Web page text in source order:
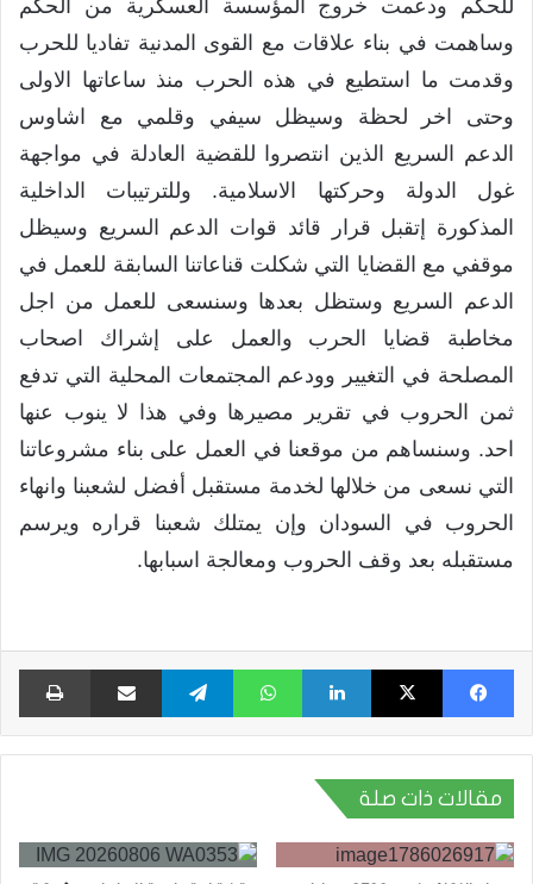
للحكم ودعمت خروج المؤسسة العسكرية من الحكم
وساهمت في بناء علاقات مع القوى المدنية تفاديا للحرب
وقدمت ما استطيع في هذه الحرب منذ ساعاتها الاولى
وحتى اخر لحظة وسيظل سيفي وقلمي مع اشاوس
الدعم السريع الذين انتصروا للقضية العادلة في مواجهة
غول الدولة وحركتها الاسلامية. وللترتيبات الداخلية
المذكورة إتقبل قرار قائد قوات الدعم السريع وسيظل
موقفي مع القضايا التي شكلت قناعاتنا السابقة للعمل في
الدعم السريع وستظل بعدها وسنسعى للعمل من اجل
مخاطبة قضايا الحرب والعمل على إشراك اصحاب
المصلحة في التغيير وودعم المجتمعات المحلية التي تدفع
ثمن الحروب في تقرير مصيرها وفي هذا لا ينوب عنها
احد. وسنساهم من موقعنا في العمل على بناء مشروعاتنا
التي نسعى من خلالها لخدمة مستقبل أفضل لشعبنا وانهاء
الحروب في السودان وإن يمتلك شعبنا قراره ويرسم
مستقبله بعد وقف الحروب ومعالجة اسبابها.
فيسبوك X لينكدإن واتساب تيلقرام مشاركة عبر البريد
مقالات ذات صلة